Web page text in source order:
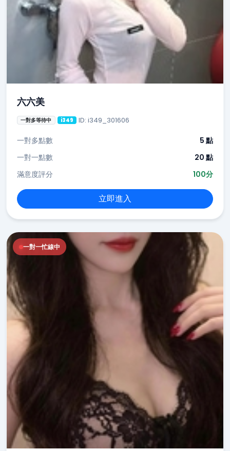
六六美
一對多等待中 i349 ID: i349_301606
一對多點數
5 點
一對一點數
20 點
滿意度評分
100分
立即進入
一對一忙線中